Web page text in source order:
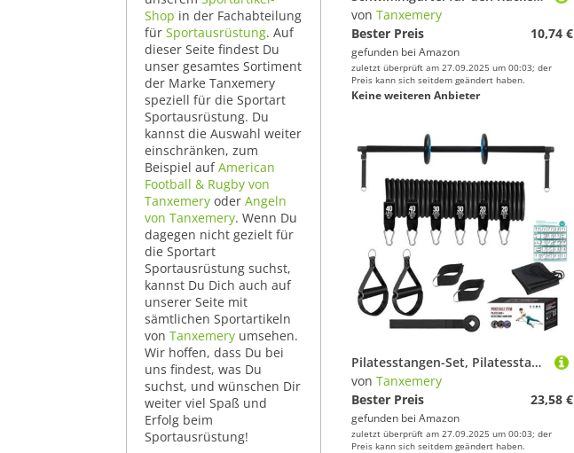
Shop in der Fachabteilung
für Sportausrüstung. Auf
dieser Seite findest Du
unser gesamtes Sortiment
der Marke Tanxemery
speziell für die Sportart
Sportausrüstung. Du
kannst die Auswahl weiter
einschränken, zum
Beispiel aufAmerican
Football & Rugby von
Tanxemery oder Angeln
von Tanxemery. Wenn Du
dagegen nicht gezielt für
die Sportart
Sportausrüstung suchst,
kannst Du Dich auch auf
unserer Seite mit
sämtlichen Sportartikeln
von Tanxemery umsehen.
Wir hoffen, dass Du bei
uns findest, was Du
suchst, und wünschen Dir
weiter viel Spaß und
Erfolg beim
Sportausrüstung!
von Tanxemery
Bester Preis
10,74 €
gefunden bei Amazon
zuletzt überprüft am 27.09.2025 um 00:03; der
Preis kann sich seitdem geändert haben.
Keine weiteren Anbieter
Pilatesstangen-Set, Pilatesstange – Heimtrainingsstange mit Widerstandsbändern | Tragbares Set mit Übungsstäben für Pilates und Fitnessgeräte für Frauen
von Tanxemery
Bester Preis
23,58 €
gefunden bei Amazon
zuletzt überprüft am 27.09.2025 um 00:03; der
Preis kann sich seitdem geändert haben.